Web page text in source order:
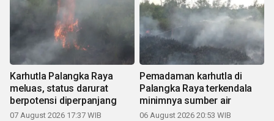
Karhutla Palangka Raya
meluas, status darurat
berpotensi diperpanjang
07 August 2026 17:37 WIB
Pemadaman karhutla di
Palangka Raya terkendala
minimnya sumber air
06 August 2026 20:53 WIB